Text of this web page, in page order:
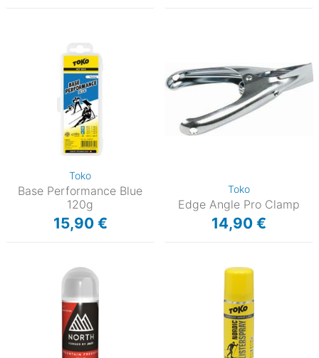
Toko
Base Performance Blue
120g
15,90 €
Toko
Edge Angle Pro Clamp
14,90 €